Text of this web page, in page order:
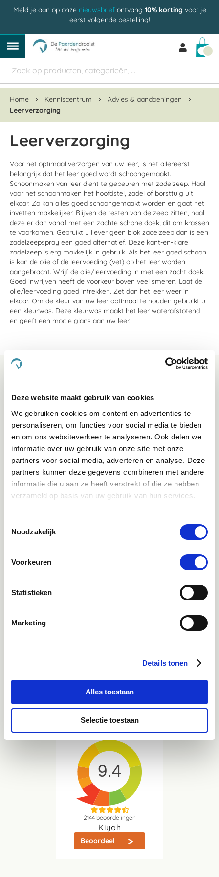
Deze website maakt gebruik van cookies
We gebruiken cookies om content en advertenties te
personaliseren, om functies voor social media te bieden
en om ons websiteverkeer te analyseren. Ook delen we
informatie over uw gebruik van onze site met onze
partners voor social media, adverteren en analyse. Deze
partners kunnen deze gegevens combineren met andere
informatie die u aan ze heeft verstrekt of die ze hebben
verzameld op basis van uw gebruik van hun services.
Noodzakelijk
Voorkeuren
Statistieken
Marketing
Details tonen
Alles toestaan
Selectie toestaan
Meld je aan op onze nieuwsbriefontvang 10% korting voor je
eerst volgende bestelling!
Home Kenniscentrum
Advies & aandoeningen
Leerverzorging
Leerverzorging
Voor het optimaal verzorgen van uw leer, is het allereerst
belangrijk dat het leer goed wordt schoongemaakt.
Schoonmaken van leer dient te gebeuren met zadelzeep. Haal
voor het schoonmaken het hoofdstel, zadel of borsttuig uit
elkaar. Zo kan alles goed schoongemaakt worden en gaat het
invetten makkelijker. Blijven de resten van de zeep zitten, haal
deze er dan vanaf met een zachte schone doek, dit om krassen
te voorkomen. Gebruikt u liever geen blok zadelzeep dan is een
zadelzeepspray een goed alternatief. Deze kant-en-klare
zadelzeep is erg makkelijk in gebruik. Als het leer goed schoon
is kan de olie of de leervoeding (vet) op het leer worden
aangebracht. Wrijf de olie/leervoeding in met een zacht doek.
Goed inwrijven heeft de voorkeur boven veel smeren. Laat de
olie/leervoeding goed intrekken. Zet dan het leer weer in
elkaar. Om de kleur van uw leer optimaal te houden gebruikt u
een kleurwas. Deze kleurwas maakt het leer waterafstotend
en geeft een mooie glans aan uw leer.
Klantenservice bereikbaarheid:
Ma - Vrij 8:30 - 17:30 uur
Direct advies
06-21959869 050-409 69 96
Facebook
Inspiratie, informatie en bereikbaar voor vragen
Ontdek onze stories
advies@paardendrogist.nl
06-21959869
9.4
2144beoordelingen
Kiyoh
Beoordeel